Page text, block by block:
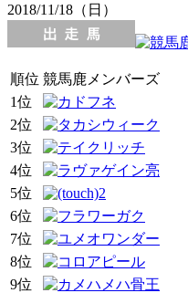
2018/11/18（日）
順位 競馬鹿メンバーズ
1位
2位
3位
4位
5位
6位
7位
8位
9位